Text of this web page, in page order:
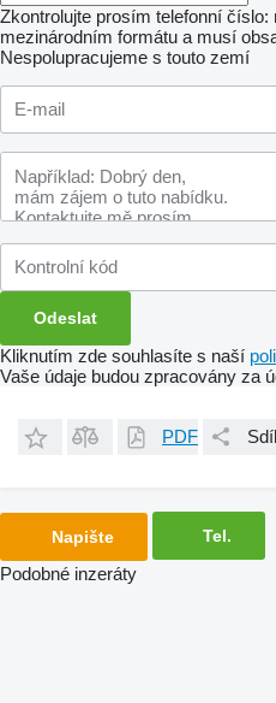
Zkontrolujte prosím telefonní
mezinárodním formátu a musí
Nespolupracujeme s touto zemí
Kliknutím zde souhlasíte s naší
Vaše údaje budou zpracovány za
PDF
Napište Tel.
Podobné inzeráty